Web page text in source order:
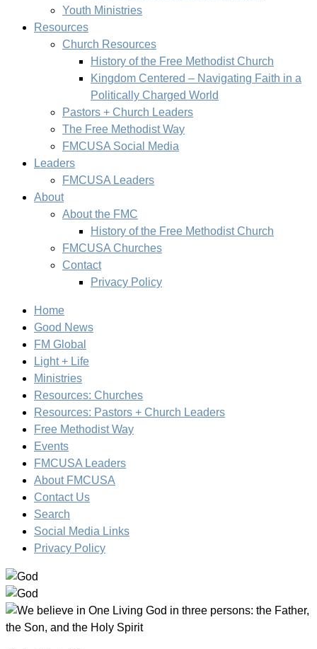
Youth Ministries
Resources
Church Resources
History of the Free Methodist Church
Kingdom Centered – Navigating Faith in a
Politically Charged World
Pastors + Church Leaders
The Free Methodist Way
FMCUSA Social Media
Leaders
FMCUSA Leaders
About
About the FMC
History of the Free Methodist Church
FMCUSA Churches
Contact
Privacy Policy
Home
Good News
FM Global
Light + Life
Ministries
Resources: Churches
Resources: Pastors + Church Leaders
Free Methodist Way
Events
FMCUSA Leaders
About FMCUSA
Contact Us
Search
Social Media Links
Privacy Policy